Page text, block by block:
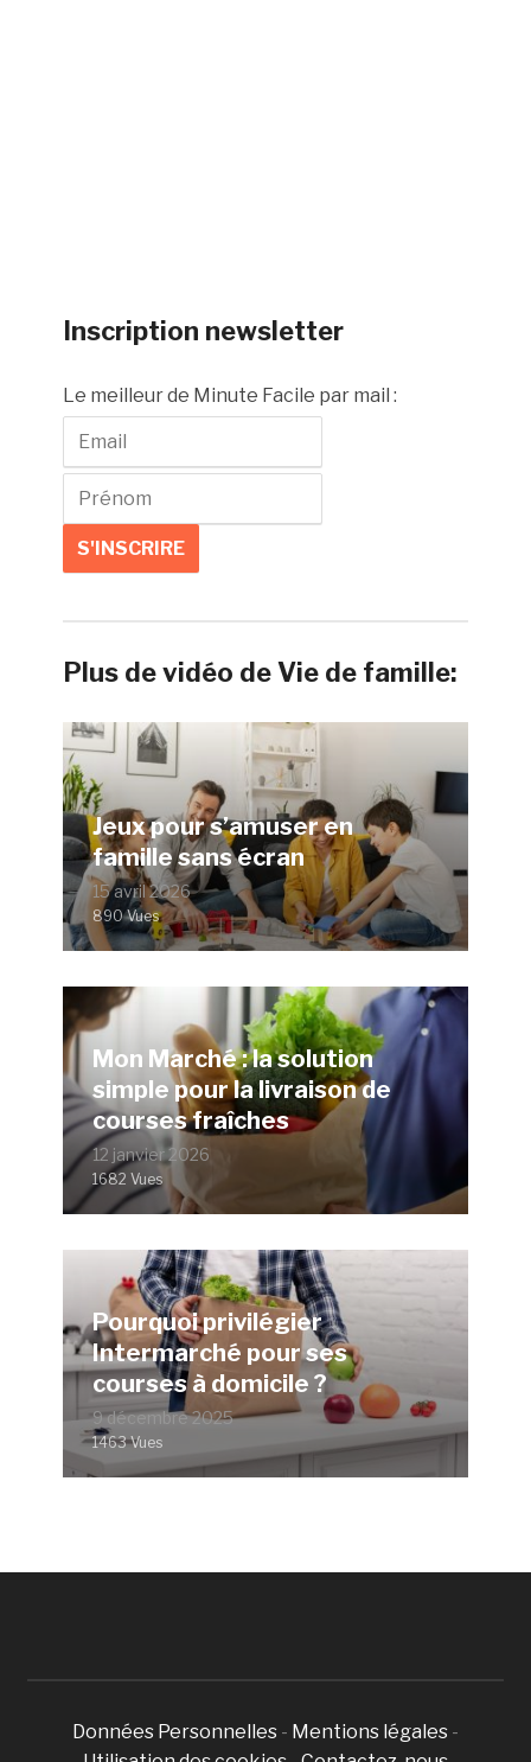
Inscription newsletter
Le meilleur de Minute Facile par mail :
Plus de vidéo de Vie de famille:
Jeux pour s’amuser en
famille sans écran
15 avril 2026
890 Vues
Mon Marché : la solution
simple pour la livraison de
courses fraîches
12 janvier 2026
1682 Vues
Pourquoi privilégier
Intermarché pour ses
courses à domicile ?
9 décembre 2025
1463 Vues
Données Personnelles - Mentions légales -